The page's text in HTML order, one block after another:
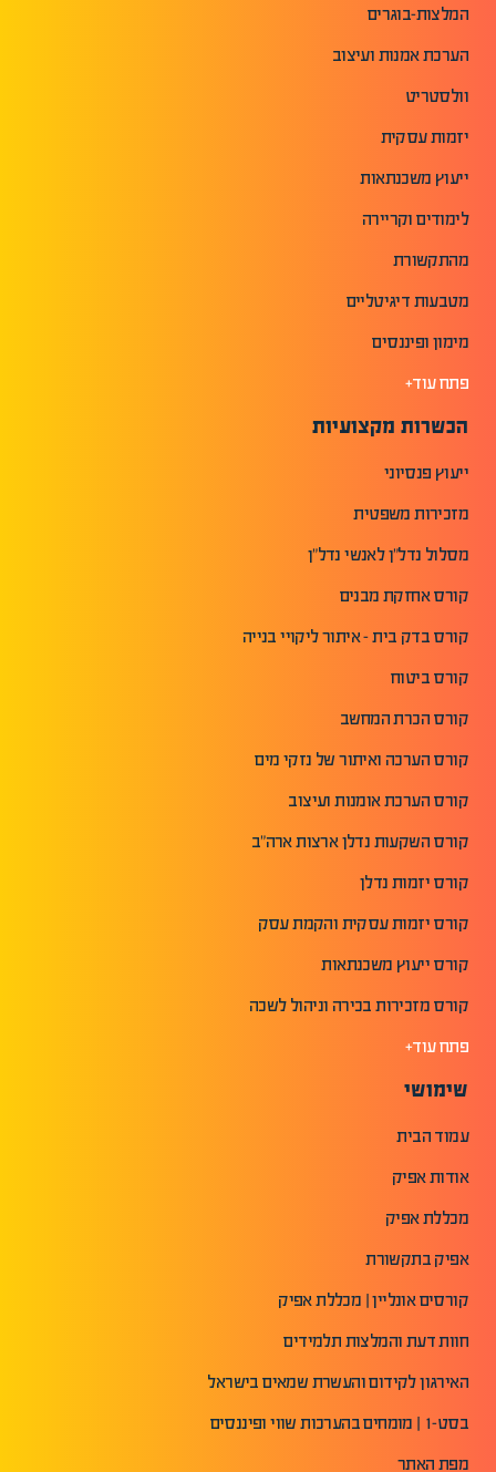
המלצות-בוגרים
הערכת אמנות ועיצוב
וולסטריט
יזמות עסקית
ייעוץ משכנתאות
לימודים וקריירה
מהתקשורת
מטבעות דיגיטליים
מימון ופיננסים
פתח עוד+
הכשרות מקצועיות
ייעוץ פנסיוני
מזכירות משפטית
מסלול נדל"ן לאנשי נדל"ן
קורס אחזקת מבנים
קורס בדק בית - איתור ליקויי בנייה
קורס ביטוח
קורס הכרת המחשב
קורס הערכה ואיתור של נזקי מים
קורס הערכת אומנות ועיצוב
קורס השקעות נדלן ארצות ארה"ב
קורס יזמות נדלן
קורס יזמות עסקית והקמת עסק
קורס ייעוץ משכנתאות
קורס מזכירות בכירה וניהול לשכה
פתח עוד+
שימושי
עמוד הבית
אודות אפיק
מכללת אפיק
אפיק בתקשורת
קורסים אונליין | מכללת אפיק
חוות דעת והמלצות תלמידים
האירגון לקידום והעשרת שמאים בישראל
בסט-1 | מומחים בהערכות שווי ופיננסים
מפת האתר